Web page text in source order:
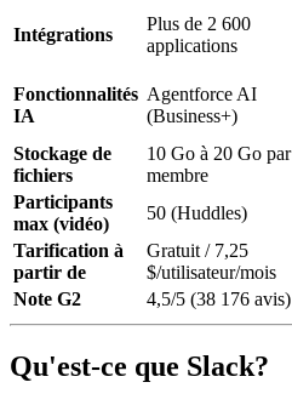
Intégrations
Plus de 2 600
applications
Fonctionnalités
IA
Agentforce AI
(Business+)
Stockage de
fichiers
10 Go à 20 Go par
membre
Participants
max (vidéo)
50 (Huddles)
Tarification à
partir de
Gratuit / 7,25
$/utilisateur/mois
Note G2
4,5/5 (38 176 avis)
Qu'est-ce que Slack?